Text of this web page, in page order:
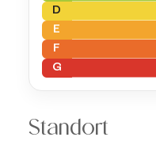
D
E
F
G
Standort